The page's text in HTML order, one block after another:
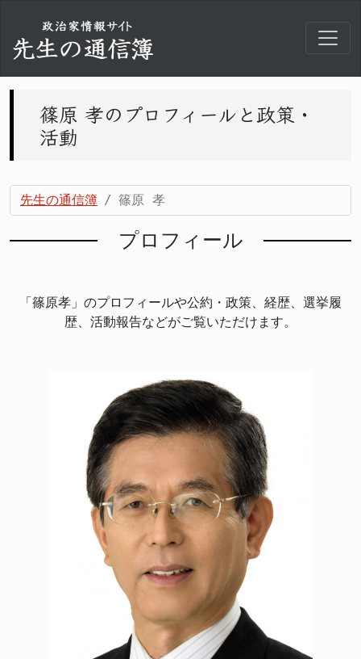
篠原 孝のプロフィールと政策・
活動
先生の通信簿 篠原 孝
プロフィール
「篠原孝」のプロフィールや公約・政策、経歴、選挙履
歴、活動報告などがご覧いただけます。